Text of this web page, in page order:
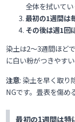
全体を拭いてい
最初の1週間は
その後は週1回
染土は2〜3週間ほど
に白い粉がつきやす
注意: 染土を早く取り
NGです。畳表を傷め
最初の1週間は特